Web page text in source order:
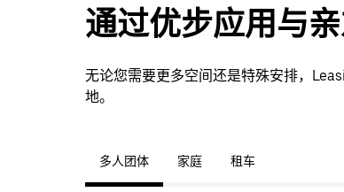
通过优步应用与
无论您需要更多空间还是特殊安排，
地。
多人团体 家庭 租车